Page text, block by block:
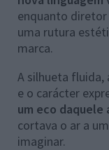
enquanto diretor
uma rutura
marca.
A silhueta fluida,
e o carácter
um eco daquele
cortava o ar a
imaginar.